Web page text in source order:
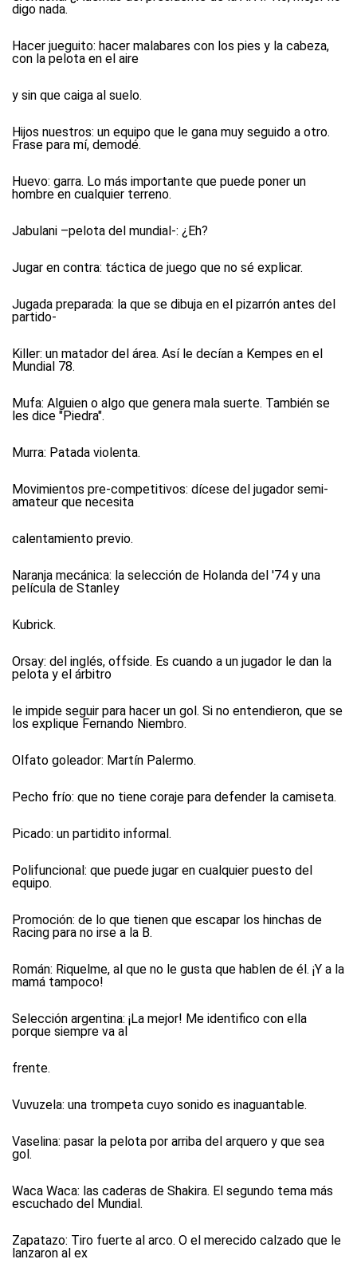
digo nada.
Hacer jueguito: hacer malabares con los pies y la cabeza,
con la pelota en el aire
y sin que caiga al suelo.
Hijos nuestros: un equipo que le gana muy seguido a otro.
Frase para mí, demodé.
Huevo: garra. Lo más importante que puede poner un
hombre en cualquier terreno.
Jabulani –pelota del mundial-: ¿Eh?
Jugar en contra: táctica de juego que no sé explicar.
Jugada preparada: la que se dibuja en el pizarrón antes del
partido-
Killer: un matador del área. Así le decían a Kempes en el
Mundial 78.
Mufa: Alguien o algo que genera mala suerte. También se
les dice "Piedra".
Murra: Patada violenta.
Movimientos pre-competitivos: dícese del jugador semi-
amateur que necesita
calentamiento previo.
Naranja mecánica: la selección de Holanda del '74 y una
película de Stanley
Kubrick.
Orsay: del inglés, offside. Es cuando a un jugador le dan la
pelota y el árbitro
le impide seguir para hacer un gol. Si no entendieron, que se
los explique Fernando Niembro.
Olfato goleador: Martín Palermo.
Pecho frío: que no tiene coraje para defender la camiseta.
Picado: un partidito informal.
Polifuncional: que puede jugar en cualquier puesto del
equipo.
Promoción: de lo que tienen que escapar los hinchas de
Racing para no irse a la B.
Román: Riquelme, al que no le gusta que hablen de él. ¡Y a la
mamá tampoco!
Selección argentina: ¡La mejor! Me identifico con ella
porque siempre va al
frente.
Vuvuzela: una trompeta cuyo sonido es inaguantable.
Vaselina: pasar la pelota por arriba del arquero y que sea
gol.
Waca Waca: las caderas de Shakira. El segundo tema más
escuchado del Mundial.
Zapatazo: Tiro fuerte al arco. O el merecido calzado que le
lanzaron al ex